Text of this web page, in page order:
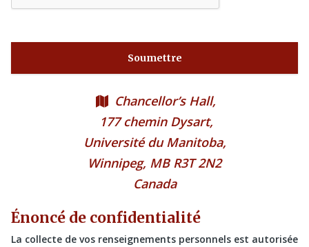
Chancellor’s Hall,
177 chemin Dysart,
Université du Manitoba,
Winnipeg, MB R3T 2N2
Canada
Énoncé de confidentialité
La collecte de vos renseignements personnels est autorisée